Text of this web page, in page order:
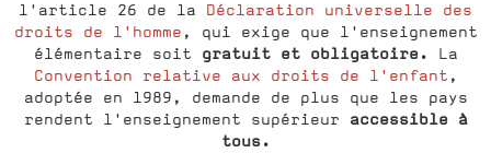
l'article 26 de la Déclaration universelle des
droits de l'homme , qui exige que l'enseignement
élémentaire soit gratuit et obligatoire. La
Convention relative aux droits de l'enfant ,
adoptée en 1989, demande de plus que les pays
rendent l'enseignement supérieur accessible à
tous.